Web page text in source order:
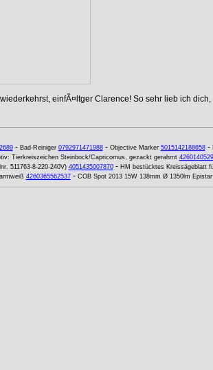
einfÃ¤ltger Clarence! So sehr lieb ich
- Bad-Reiniger 0792971471988- Objective Marker 5015142188658-
Tierkreiszeichen Steinbock/Capricornus, gezackt gerahmt
511763-8-220-240V) 4051435007870- HM bestücktes Kreissägeblatt
4260365562537- COB Spot 2013 15W 138mm Ø 1350lm